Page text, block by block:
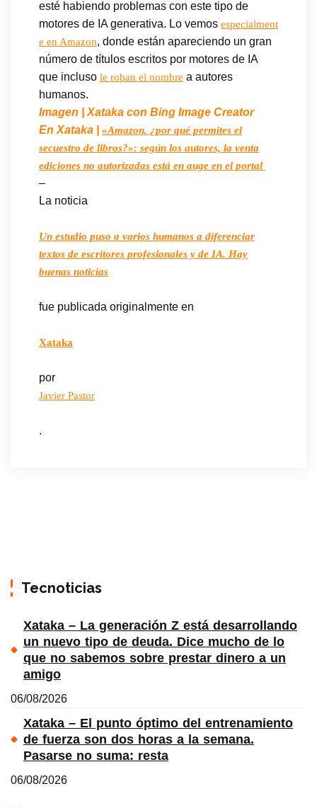
esté habiendo problemas con este tipo de
motores de IA generativa. Lo vemos especialment
e en Amazon, donde están apareciendo un gran
número de títulos escritos por motores de IA
que incluso le roban el nombre a autores
humanos.
Imagen | Xataka con Bing Image Creator
En Xataka | «Amazon, ¿por qué permites el
secuestro de libros?»: según los autores, la venta
ediciones no autorizadas está en auge en el portal
–
La noticia
Un estudio puso a varios humanos a diferenciar
textos de escritores profesionales y de IA. Hay
buenas noticias
fue publicada originalmente en
Xataka
por
Javier Pastor
.
Tecnoticias
Xataka – La generación Z está desarrollando
un nuevo tipo de deuda. Dice mucho de lo
que no sabemos sobre prestar dinero a un
amigo
06/08/2026
Xataka – El punto óptimo del entrenamiento
de fuerza son dos horas a la semana.
Pasarse no suma: resta
06/08/2026